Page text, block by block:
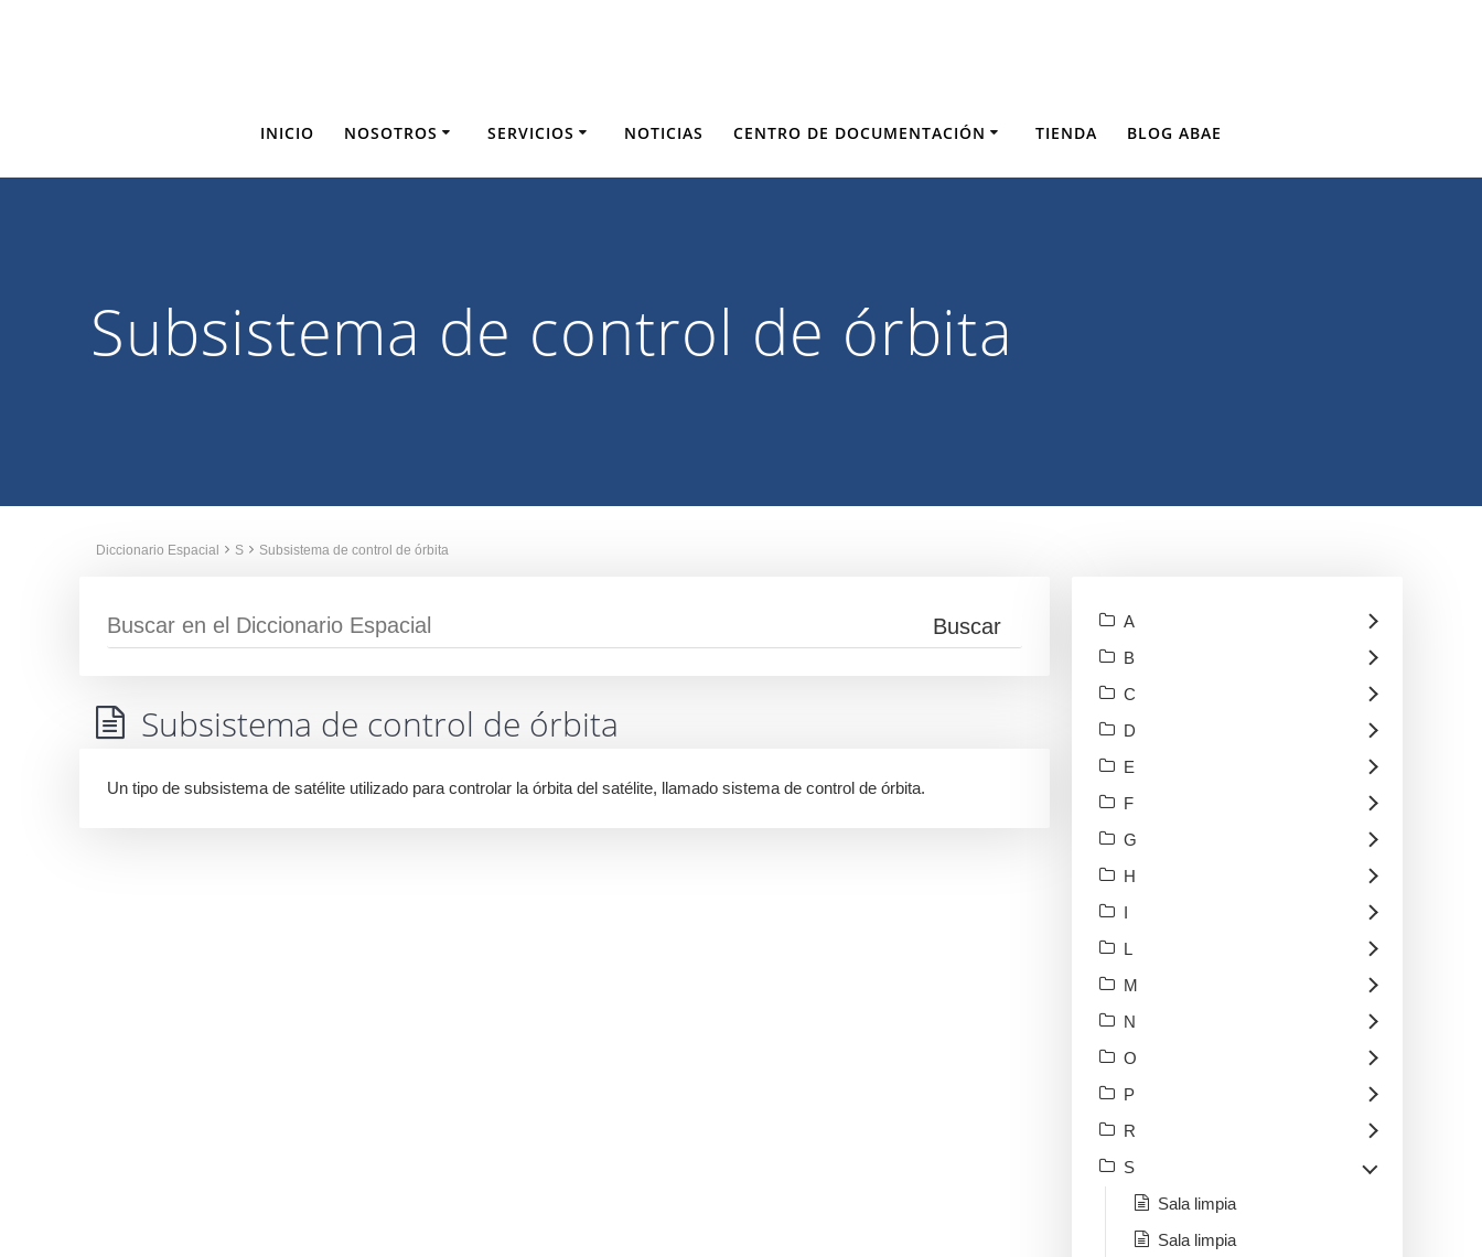
INICIO NOSOTROS SERVICIOS NOTICIAS CENTRO DE DOCUMENTACIÓN TIENDA BLOG ABAE
Subsistema de control de órbita
Diccionario Espacial S Subsistema de control de órbita
Subsistema de control de órbita
Un tipo de subsistema de satélite utilizado para controlar la órbita del satélite, llamado sistema de control de órbita.
A
B
C
D
E
F
G
H
I
L
M
N
O
P
R
S
Sala limpia
Sala limpia